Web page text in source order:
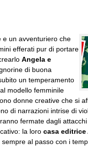
e un avventuriero che
efferati pur di portare
Angela e
di buona
un temperamento
modello femminile
donne creative che si
di narrazioni intrise di
fermate dagli
la loro casa editrice
al passo con i